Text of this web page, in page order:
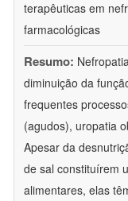
terapêuticas em
farmacológicas
Resumo:
diminuição da
frequentes
(agudos), uropatia
Apesar da
de sal constituírem
alimentares, elas